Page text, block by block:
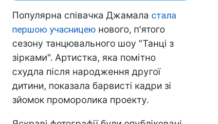
Популярна співачка Джамала стала
першою учасницею нового, п'ятого
сезону танцювального шоу "Танці з
зірками". Артистка, яка помітно
схудла після народження другої
дитини, показала барвисті кадри зі
зйомок проморолика проекту.